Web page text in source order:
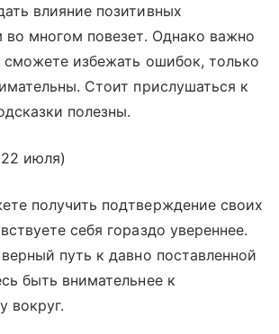
влияние позитивных
во многом повезет. Однако важно
избежать ошибок, только
Стоит прислушаться к
полезны.
июля)
получить подтверждение своих
себя гораздо увереннее.
путь к давно поставленной
быть внимательнее к
вокруг.